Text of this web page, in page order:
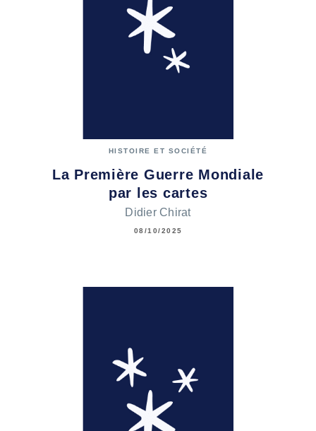
HISTOIRE ET SOCIÉTÉ
La Première Guerre Mondiale
par les cartes
Didier Chirat
08/10/2025